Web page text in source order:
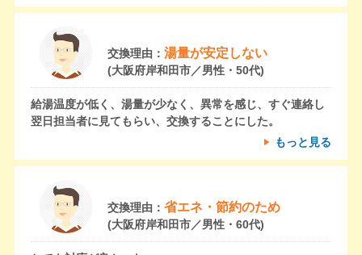
交換理由： 湯量が安定しない
(大阪府岸和田市／男性・50代)
給湯温度が低く、湯量が少なく、異常を感じ、すぐ連絡し
翌日担当者に見てもらい、交換することにした。
もっと見る
交換理由： 省エネ・節約のため
(大阪府岸和田市／男性・60代)